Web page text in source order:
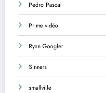
Pedro Pascal
Prime vidéo
Ryan Googler
Sinners
smallville